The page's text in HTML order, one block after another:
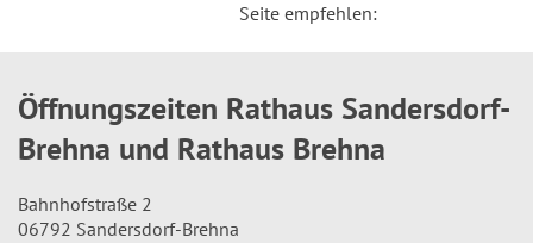
Seite empfehlen:
Öffnungszeiten Rathaus Sandersdorf-
Brehna und Rathaus Brehna
Bahnhofstraße 2
06792 Sandersdorf-Brehna